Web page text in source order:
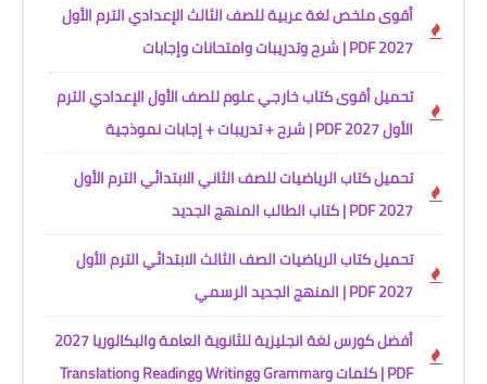
أقوى ملخص لغة عربية للصف الثالث الإعدادي الترم الأول
2027 PDF | شرح وتدريبات وامتحانات وإجابات
تحميل أقوى كتاب خارجي علوم للصف الأول الإعدادي الترم
الأول 2027 PDF | شرح + تدريبات + إجابات نموذجية
تحميل كتاب الرياضيات للصف الثاني الابتدائي الترم الأول
2027 PDF | كتاب الطالب المنهج الجديد
تحميل كتاب الرياضيات الصف الثالث الابتدائي الترم الأول
2027 PDF | المنهج الجديد الرسمي
أفضل كورس لغة انجليزية للثانوية العامة والبكالوريا 2027
PDF | كلمات وGrammar وWriting وReading وTranslation